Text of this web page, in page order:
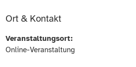
Ort & Kontakt
Veranstaltungsort:
Online-Veranstaltung